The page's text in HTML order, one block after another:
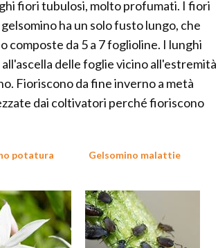
fiori tubulosi, molto profumati. I fiori
ha un solo fusto lungo, che
composte da 5 a 7 foglioline. I lunghi
delle foglie vicino all'estremità
Fioriscono da fine inverno a metà
dai coltivatori perché fioriscono
potatura Gelsomino malattie